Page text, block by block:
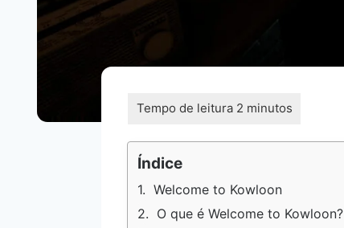
Índice
Welcome to Kowloon
O que é Welcome to Kowloon?